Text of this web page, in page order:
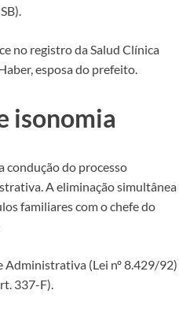
no registro da Salud Clínica
esposa do prefeito.
isonomia
condução do processo
A eliminação simultânea
familiares com o chefe do
Administrativa (Lei nº 8.429/92)
337-F).